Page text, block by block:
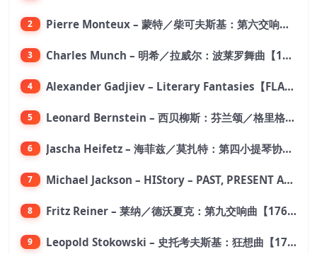
2 Pierre Monteux – 蒙特／柴可夫斯基：第六交响曲【176.4kHz／24bit】
3 Charles Munch – 明希／拉威尔：波莱罗舞曲【176.4kHz／24bit】
4 Alexander Gadjiev – Literary Fantasies【FLAC 192】
5 Leonard Bernstein – 西贝柳斯：芬兰颂／格里格：培尔·金特组曲【44.1kHz／24bit】
6 Jascha Heifetz – 海菲兹／莫扎特：第四小提琴协奏曲，第五小提琴协奏曲《土耳其》／维瓦尔第：小提琴与大提琴协奏曲，RV 547【192kHz／24bit】
7 Michael Jackson – HIStory – PAST, PRESENT AND FUTURE – BOOK I【96kHz／24bit】
8 Fritz Reiner – 莱纳／德沃夏克：第九交响曲【176.4kHz／24bit】
9 Leopold Stokowski – 史托考夫斯基：狂想曲【176.4kHz／24bit】